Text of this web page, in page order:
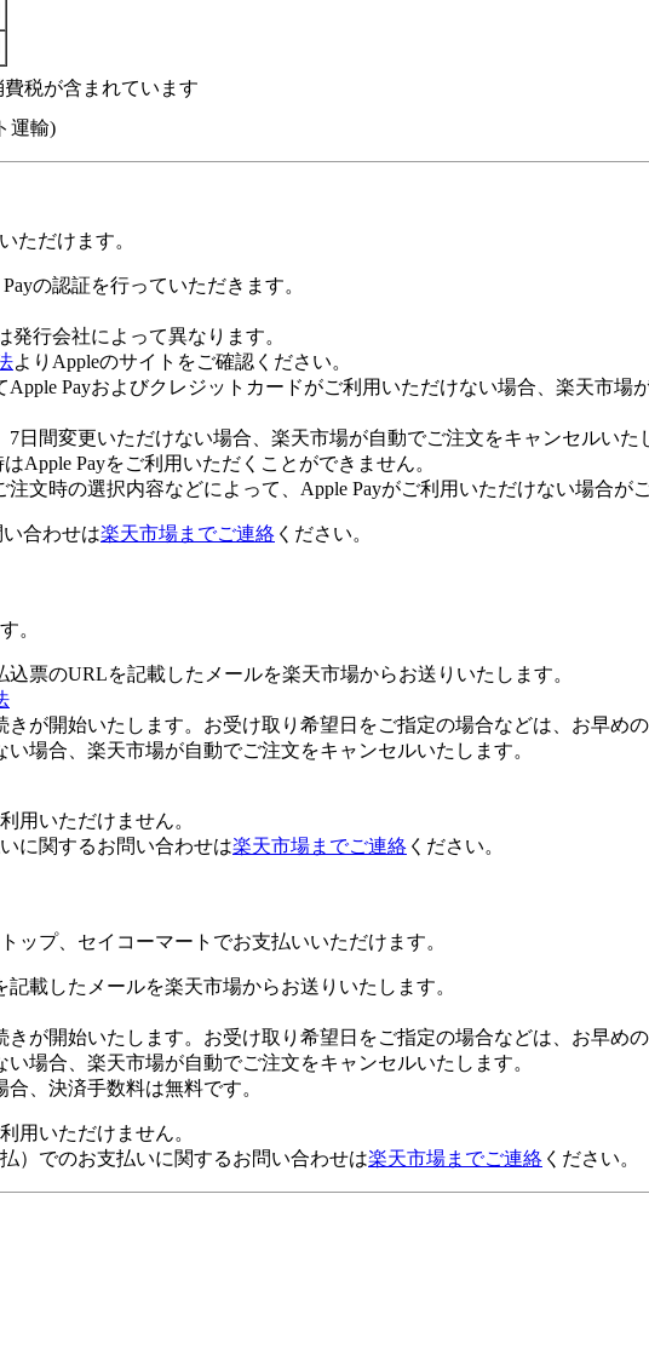
税が含まれています
運輸)
ただけます。
の認証を行っていただきます。
発行会社によって異なります。
よりAppleのサイトをご確認ください。
Payおよびクレジットカードがご利用いただけない場合、楽天市
日間変更いただけない場合、楽天市場が自動でご注文をキャンセルいた
Apple Payをご利用いただくことができません。
文時の選択内容などによって、Apple Payがご利用いただけない場合が
合わせは楽天市場までご連絡 ください。
。
票のURLを記載したメールを楽天市場からお送りいたします。
が開始いたします。お受け取り希望日をご指定の場合などは、お早め
場合、楽天市場が自動でご注文をキャンセルいたします。
用いただけません。
に関するお問い合わせは楽天市場までご連絡 ください。
ップ、セイコーマートでお支払いいただけます。
載したメールを楽天市場からお送りいたします。
が開始いたします。お受け取り希望日をご指定の場合などは、お早め
場合、楽天市場が自動でご注文をキャンセルいたします。
、決済手数料は無料です。
用いただけません。
）でのお支払いに関するお問い合わせは楽天市場までご連絡 ください。